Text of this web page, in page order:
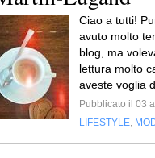
Ciao a tutti!
avuto molto
blog, ma
lettura molto
aveste voglia
Pubblicato il 03
LIFESTYLE,